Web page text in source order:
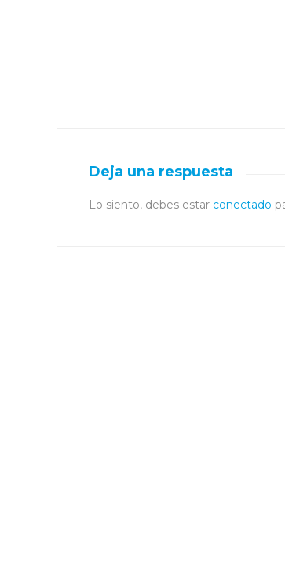
Deja una respuesta
Lo siento, debes estar conectado